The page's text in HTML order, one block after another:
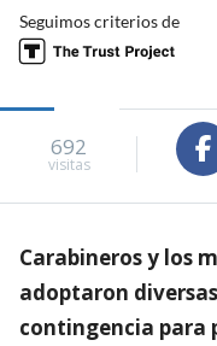
Seguimos criterios de
692
visitas
Carabineros y los
adoptaron
contingencia para